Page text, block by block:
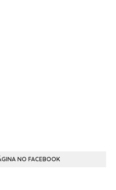
NO FACEBOOK